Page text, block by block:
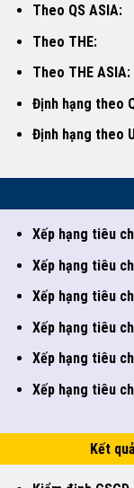
Theo QS ASIA:
Theo THE:
Theo THE ASIA:
Định hạng theo
Định hạng theo
Xếp hạng tiêu
Xếp hạng tiêu
Xếp hạng tiêu
Xếp hạng tiêu
Xếp hạng tiêu
Xếp hạng tiêu
Kết